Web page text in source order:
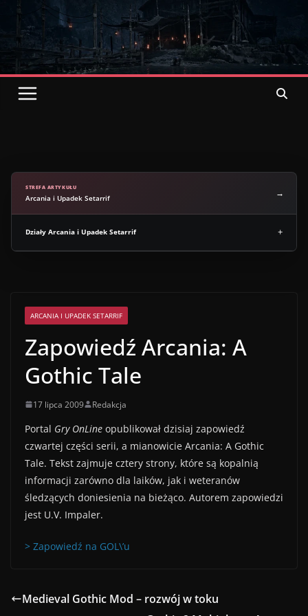
Przejdź
treści
STREFA ARTYKUŁU
Arcania i Upadek Setarrif
Działy Arcania i Upadek Setarrif
ARCANIA I UPADEK SETARRIF
Zapowiedź Arcania: A
Gothic Tale
17 lipca 2009 Redakcja
Portal Gry OnLine opublikował dzisiaj zapowiedź
czwartej części serii, a mianowicie Arcania: A Gothic
Tale. Tekst zajmuje cztery strony, które są kopalnią
informacji zarówno dla laików, jak i weteranów
śledzących doniesienia na bieżąco. Autorem zapowiedzi
jest U.V. Impaler.
> Zapowiedź na GOL\’u
Medieval Gothic Mod – rozwój w toku